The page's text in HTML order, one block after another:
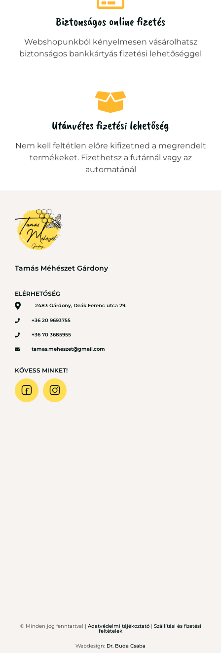
Biztonságos online fizetés
Webshopunkból kényelmesen vásárolhatsz
biztonságos bankkártyás fizetési lehetőséggel
Utánvétes fizetési lehetőség
Nem kell feltétlen előre kifizetned a megrendelt
termékeket. Fizethetsz a futárnál vagy az
automatánál
Tamás Méhészet Gárdony
ELÉRHETŐSÉG
2483 Gárdony, Deák Ferenc utca 29.
+36 20 9693755
+36 70 3685955
tamas.meheszet@gmail.com
KÖVESS MINKET!
© Minden jog fenntartva! | Adatvédelmi tájékoztató| Szállítási és fizetési
feltételek
Webdesign: Dr. Buda Csaba